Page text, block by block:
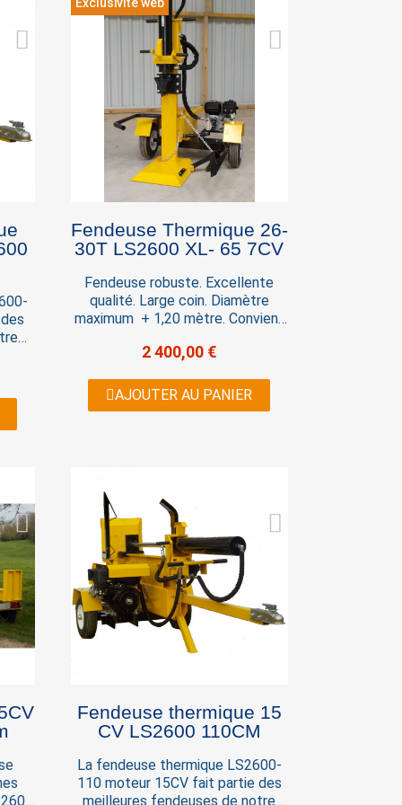
Fendeuse Thermique 26-
30T LS2600 XL- 65 7CV
Fendeuse robuste. Excellente
qualité. Large coin. Diamètre
maximum + 1,20 mètre. Convient
Caractéristiques techniques:
Démarrage Manuel Force 26
tonnes Capacité de fente 65 cm
2 400,00 €
AJOUTER AU PANIER
Fendeuse thermique 15
CV LS2600 110CM
La fendeuse thermique LS2600-
110 moteur 15CV fait partie des
meilleures fendeuses de notre
×